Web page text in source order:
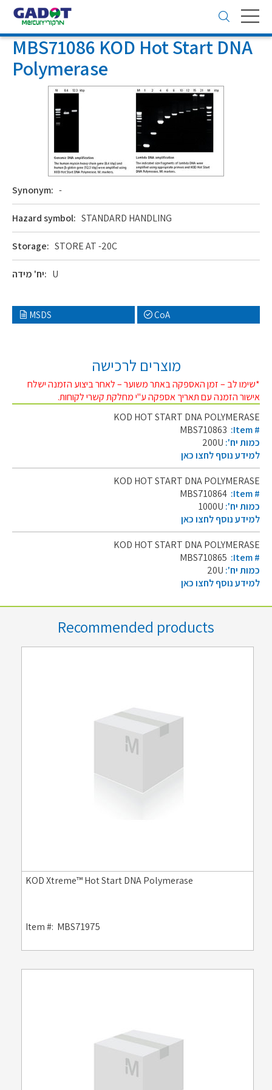
Toggle
navigation
MBS71086 KOD Hot Start DNA
Polymerase
Synonym: -
Hazard symbol: STANDARD HANDLING
Storage: STORE AT -20C
יח' מידה: U
MSDS CoA
מוצרים לרכישה
*שימו לב – זמן האספקה באתר משוער – לאחר ביצוע הזמנה ישלח
אישור הזמנה עם תאריך אספקה ע"י מחלקת קשרי לקוחות.
KOD HOT START DNA POLYMERASE
MBS710863 :Item #
כמות יח':
למידע נוסף לחצו כאן
KOD HOT START DNA POLYMERASE
MBS710864 :Item #
כמות יח':
למידע נוסף לחצו כאן
KOD HOT START DNA POLYMERASE
MBS710865 :Item #
כמות יח':
למידע נוסף לחצו כאן
Recommended products
KOD Xtreme™ Hot Start DNA Polymerase
Item #: MBS71975